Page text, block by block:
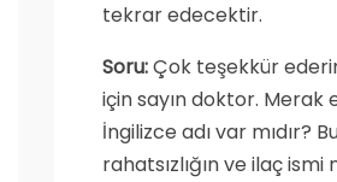
tekrar edecektir.
Soru:Çok teşekkür
için sayın doktor. Merak
İngilizce adı var mıdır?
rahatsızlığın ve ilaç ismi